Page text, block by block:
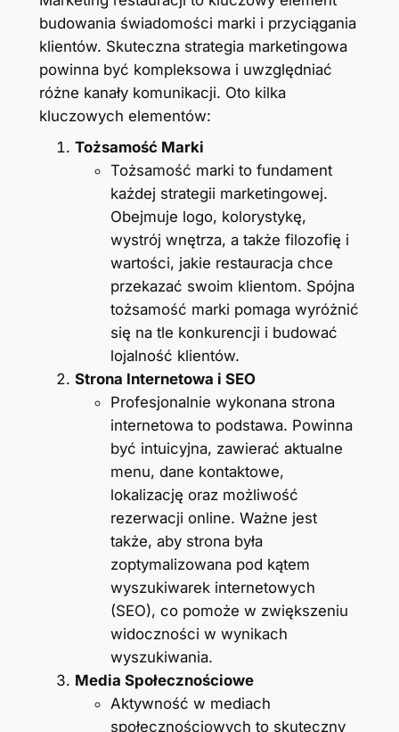
budowania świadomości marki i przyciągania
klientów. Skuteczna strategia marketingowa
powinna być kompleksowa i uwzględniać
różne kanały komunikacji. Oto kilka
kluczowych elementów:
Tożsamość Marki
Tożsamość marki to fundament
każdej strategii marketingowej.
Obejmuje logo, kolorystykę,
wystrój wnętrza, a także filozofię i
wartości, jakie restauracja chce
przekazać swoim klientom. Spójna
tożsamość marki pomaga wyróżnić
się na tle konkurencji i budować
lojalność klientów.
Strona Internetowa i SEO
Profesjonalnie wykonana strona
internetowa to podstawa. Powinna
być intuicyjna, zawierać aktualne
menu, dane kontaktowe,
lokalizację oraz możliwość
rezerwacji online. Ważne jest
także, aby strona była
zoptymalizowana pod kątem
wyszukiwarek internetowych
(SEO), co pomoże w zwiększeniu
widoczności w wynikach
wyszukiwania.
Media Społecznościowe
Aktywność w mediach
społecznościowych to skuteczny